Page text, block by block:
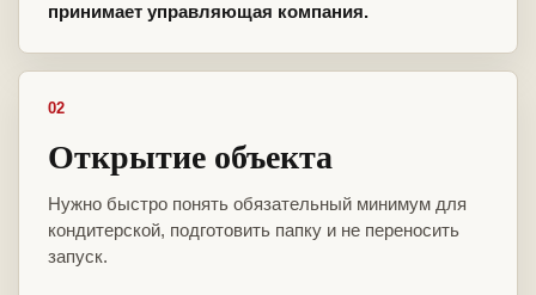
принимает управляющая компания.
02
Открытие объекта
Нужно быстро понять обязательный минимум для
кондитерской, подготовить папку и не переносить
запуск.